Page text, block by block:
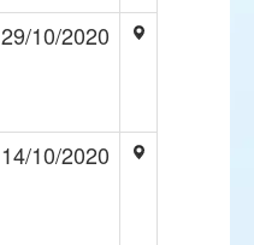
29/10/2020
14/10/2020